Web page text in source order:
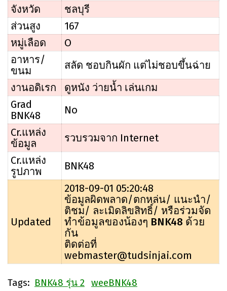
จังหวัด
ชลบุรี
ส่วนสูง
167
หมู่เลือด
O
อาหาร/
ขนม
สลัด ชอบกินผัก แต่ไม่ชอบขึ้นฉ่าย
งานอดิเรก
ดูหนัง ว่ายน้ำ เล่นเกม
Grad
BNK48
No
Cr.แหล่ง
ข้อมูล
รวบรวมจาก Internet
Cr.แหล่ง
รูปภาพ
BNK48
Updated
2018-09-01 05:20:48
ข้อมูลผิดพลาด/ตกหล่น/ แนะนำ/
ติชม/ ละเมิดลิขสิทธิ์/ หรือร่วมจัด
ทำข้อมูลของน้องๆ BNK48 ด้วย
กัน
ติดต่อที่
webmaster@tudsinjai.com
Tags: BNK48 รุ่น 2 weeBNK48